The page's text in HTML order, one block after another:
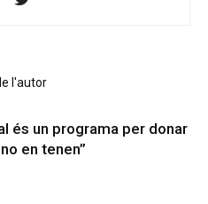
l'autor
és un programa per donar
en tenen”